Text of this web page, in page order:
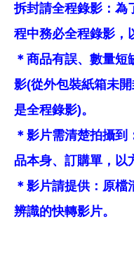
拆封請全程錄影：為
程中務必全程錄影，
＊商品有誤、數量
影(從外包裝紙箱未
是全程錄影)。
＊影片需清楚拍攝
品本身、訂購單，以
＊影片請提供：原
辨識的快轉影片。